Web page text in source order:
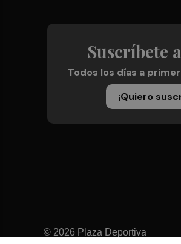
Suscríbete
Todos los días a
¡Quiero
© 2026 Plaza Deportiva